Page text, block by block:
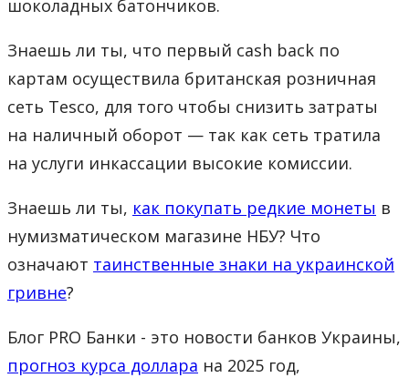
шоколадных батончиков.
Знаешь ли ты, что первый cash back по
картам осуществила британская розничная
сеть Tesco, для того чтобы снизить затраты
на наличный оборот — так как сеть тратила
на услуги инкассации высокие комиссии.
Знаешь ли ты, как покупать редкие монеты в
нумизматическом магазине НБУ? Что
означают таинственные знаки на украинской
гривне?
Блог PRO Банки - это новости банков Украины,
прогноз курса доллара на 2025 год,